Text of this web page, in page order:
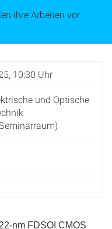
ihre Arbeiten vor.
10:30 Uhr
und Optische
nm FDSOI CMOS